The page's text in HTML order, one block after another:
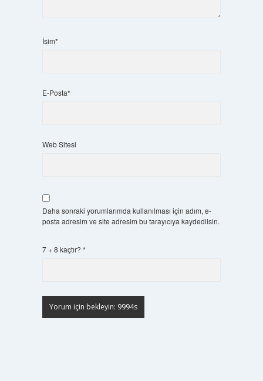
İsim*
E-Posta*
Web Sitesi
Daha sonraki yorumlarımda kullanılması için adım, e-
posta adresim ve site adresim bu tarayıcıya kaydedilsin.
7 + 8 kaçtır? *